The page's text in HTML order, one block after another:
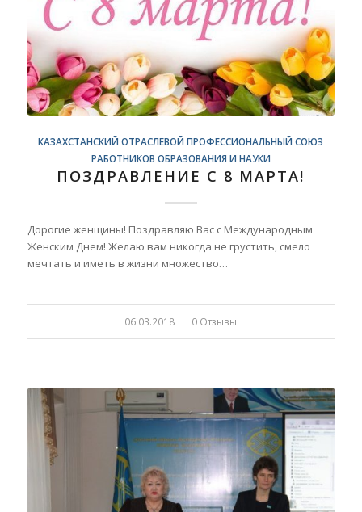
КАЗАХСТАНСКИЙ ОТРАСЛЕВОЙ ПРОФЕССИОНАЛЬНЫЙ СОЮЗ
РАБОТНИКОВ ОБРАЗОВАНИЯ И НАУКИ
ПОЗДРАВЛЕНИЕ С 8 МАРТА!
Дорогие женщины! Поздравляю Вас с Международным
Женским Днем! Желаю вам никогда не грустить, смело
мечтать и иметь в жизни множество…
06.03.2018
/ 0 Отзывы